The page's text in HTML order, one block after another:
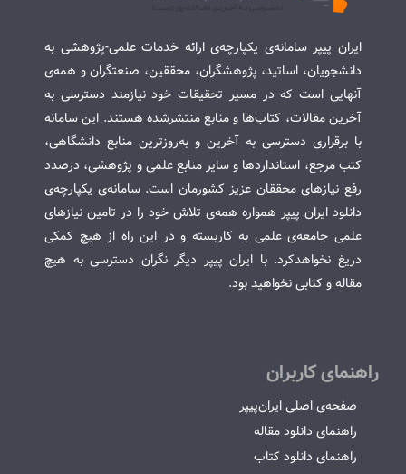
ایران پیپر سامانه‌ی یکپارچه‌ی ارائه خدمات علمی-پژوهشی به
دانشجویان، اساتید، پژوهشگران، محققین، صنعتگران و همه‌ی
آنهایی است که در مسیر تحقیقات خود نیازمند دسترسی به
آخرین مقالات، کتاب‌ها و منابع منتشرشده هستند. این سامانه
با برقراری دسترسی به آخرین و به‌روزترین منابع دانشگاهی،
کتب مرجع، استانداردها و سایر منابع علمی و پژوهشی، درصدد
رفع نیازهای محققان عزیز کشورمان است. سامانه‌ی یکپارچه‌ی
دانلود ایران پیپر همواره همه‌ی تلاش خود را در تامین نیازهای
علمی جامعه‌ی علمی به کاربسته و در این راه از هیچ کمکی
دریغ نخواهدکرد. با ایران پیپر دیگر نگران دسترسی به هیچ
مقاله و کتابی نخواهید بود.
راهنمای کاربران
صفحه‌ی اصلی ایران‌پیپر
راهنمای دانلود مقاله
راهنمای دانلود کتاب